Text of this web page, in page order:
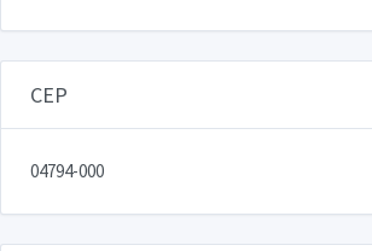
CEP
04794-000